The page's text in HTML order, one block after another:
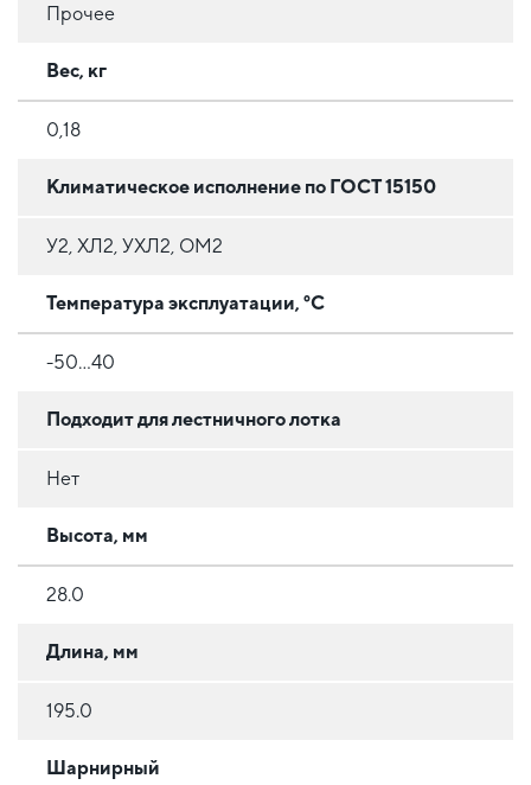
Прочее
Вес, кг
0,18
Климатическое исполнение по ГОСТ 15150
У2, ХЛ2, УХЛ2, ОМ2
Температура эксплуатации, °C
-50...40
Подходит для лестничного лотка
Нет
Высота, мм
28.0
Длина, мм
195.0
Шарнирный